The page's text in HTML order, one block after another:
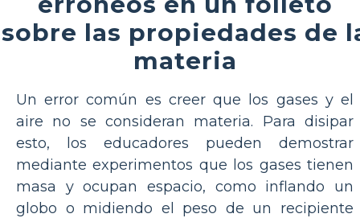
sobre las propiedades de
materia
Un error común es creer que los gases y el
aire no se consideran materia. Para disipar
esto, los educadores pueden demostrar
mediante experimentos que los gases tienen
masa y ocupan espacio, como inflando un
globo o midiendo el peso de un recipiente